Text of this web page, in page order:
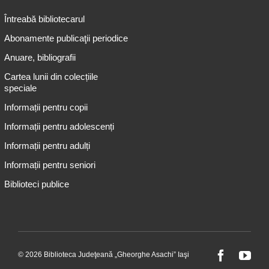
Întreabă bibliotecarul
Abonamente publicaţii periodice
Anuare, bibliografii
Cartea lunii din colecțiile
speciale
Informații pentru copii
Informații pentru adolescenți
Informații pentru adulți
Informații pentru seniori
Biblioteci publice
© 2026 Biblioteca Judeţeană „Gheorghe Asachi” Iaşi